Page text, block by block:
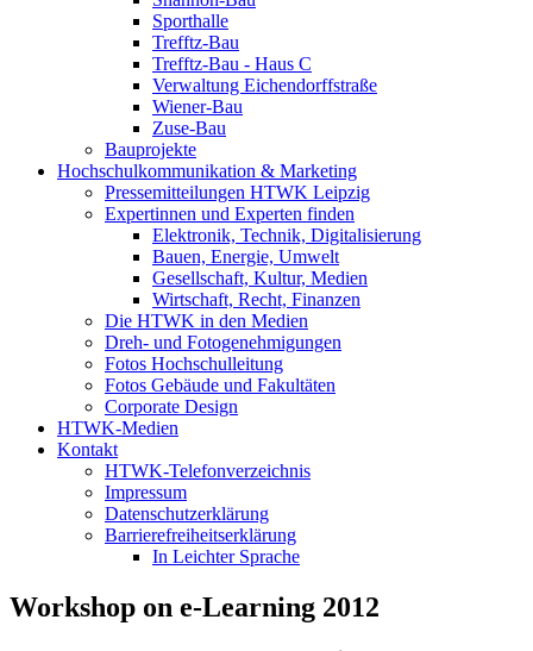
Sporthalle
Trefftz-Bau
Trefftz-Bau - Haus C
Verwaltung Eichendorffstraße
Wiener-Bau
Zuse-Bau
Bauprojekte
Hochschulkommunikation & Marketing
Pressemitteilungen HTWK Leipzig
Expertinnen und Experten finden
Elektronik, Technik, Digitalisierung
Bauen, Energie, Umwelt
Gesellschaft, Kultur, Medien
Wirtschaft, Recht, Finanzen
Die HTWK in den Medien
Dreh- und Fotogenehmigungen
Fotos Hochschulleitung
Fotos Gebäude und Fakultäten
Corporate Design
HTWK-Medien
Kontakt
HTWK-Telefonverzeichnis
Impressum
Datenschutzerklärung
Barrierefreiheitserklärung
In Leichter Sprache
Workshop on e-Learning 2012